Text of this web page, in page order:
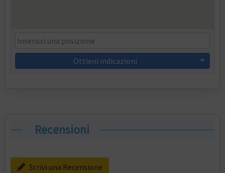
Ottieni indicazioni
Recensioni
Scrivi una Recensione